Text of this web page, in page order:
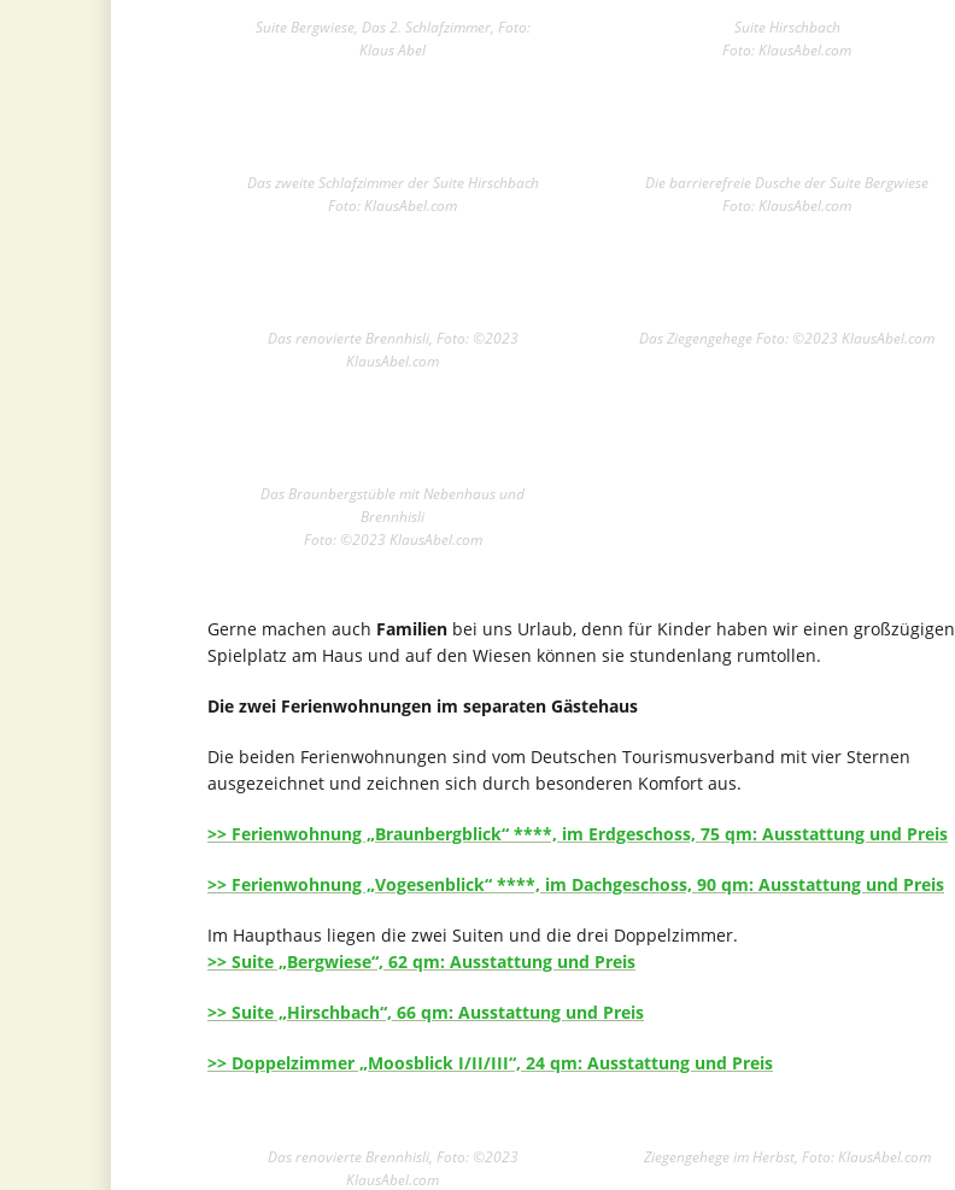
Suite Bergwiese, Das 2. Schlafzimmer, Foto:
Klaus Abel
Suite Hirschbach
Foto: KlausAbel.com
Das zweite Schlafzimmer der Suite Hirschbach
Foto: KlausAbel.com
Die barrierefreie Dusche der Suite Bergwiese
Foto: KlausAbel.com
Das renovierte Brennhisli, Foto: ©2023
KlausAbel.com
Das Ziegengehege Foto: ©2023 KlausAbel.com
Das Braunbergstüble mit Nebenhaus und
Brennhisli
Foto: ©2023 KlausAbel.com
Gerne machen auch Familien bei uns Urlaub, denn für Kinder haben wir einen großzügigen
Spielplatz am Haus und auf den Wiesen können sie stundenlang rumtollen.
Die zwei Ferienwohnungen im separaten Gästehaus
Die beiden Ferienwohnungen sind vom Deutschen Tourismusverband mit vier Sternen
ausgezeichnet und zeichnen sich durch besonderen Komfort aus.
>> Ferienwohnung „Braunbergblick“ ****, im Erdgeschoss, 75 qm: Ausstattung und Preis
>> Ferienwohnung „Vogesenblick“ ****, im Dachgeschoss, 90 qm: Ausstattung und Preis
Im Haupthaus liegen die zwei Suiten und die drei Doppelzimmer.
>> Suite „Bergwiese“, 62 qm: Ausstattung und Preis
>> Suite „Hirschbach“, 66 qm: Ausstattung und Preis
>> Doppelzimmer „Moosblick I/II/III“, 24 qm: Ausstattung und Preis
Das renovierte Brennhisli, Foto: ©2023
KlausAbel.com
Ziegengehege im Herbst, Foto: KlausAbel.com